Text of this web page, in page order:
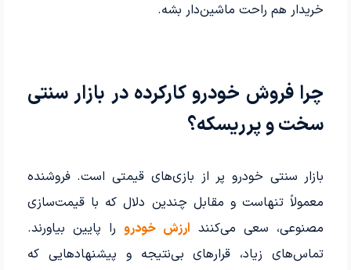
خریدار هم راحت ماشین‌دار بشه.
چرا فروش خودرو کارکرده در بازار سنتی
سخت و پرریسکه؟
بازار سنتی خودرو پر از بازی‌های قیمتی است. فروشنده
معمولاً تنهاست و مقابل چندین دلال که با قیمت‌سازی
مصنوعی، سعی می‌کنند ارزش خودرورا پایین بیاورند.
تماس‌های زیاد، قرارهای بی‌نتیجه و پیشنهادهایی که